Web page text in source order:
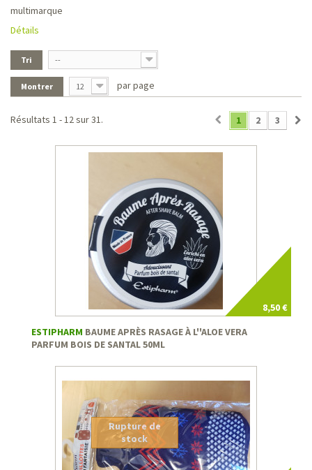
multimarque
Détails
Tri --
Montrer 12 par page
1 2 3
Résultats 1 - 12 sur 31.
8,50 €
ESTIPHARM BAUME APRÈS RASAGE À L''ALOE VERA
PARFUM BOIS DE SANTAL 50ML
Rupture de
stock